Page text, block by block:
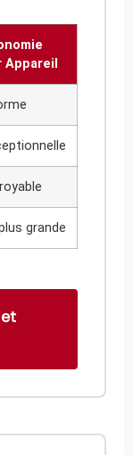
Appareil
grande